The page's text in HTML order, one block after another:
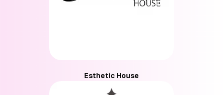
Esthetic House